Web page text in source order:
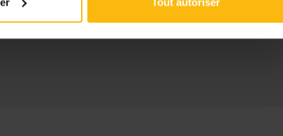
onderwijs is een bijkomende troef.